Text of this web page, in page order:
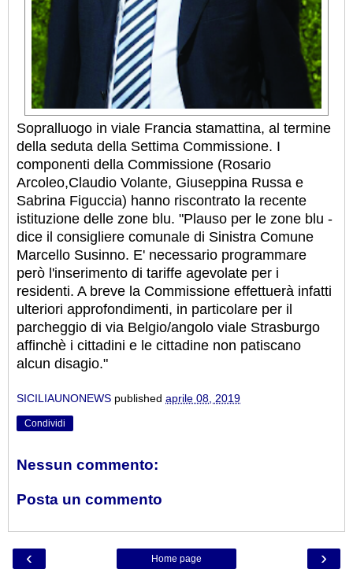
Sopralluogo in viale Francia stamattina, al termine
della seduta della Settima Commissione. I
componenti della Commissione (Rosario
Arcoleo,Claudio Volante, Giuseppina Russa e
Sabrina Figuccia) hanno riscontrato la recente
istituzione delle zone blu. "Plauso per le zone blu -
dice il consigliere comunale di Sinistra Comune
Marcello Susinno. E' necessario programmare
però l'inserimento di tariffe agevolate per i
residenti. A breve la Commissione effettuerà infatti
ulteriori approfondimenti, in particolare per il
parcheggio di via Belgio/angolo viale Strasburgo
affinchè i cittadini e le cittadine non patiscano
alcun disagio."
SICILIAUNONEWS published aprile 08, 2019
Condividi
Nessun commento:
Posta un commento
‹ ›
Home page